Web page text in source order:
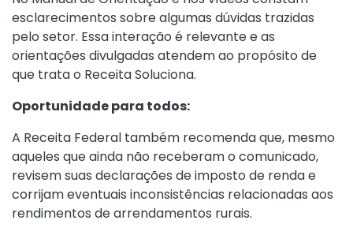
esclarecimentos sobre algumas dúvidas trazidas
pelo setor. Essa interação é relevante e as
orientações divulgadas atendem ao propósito de
que trata o Receita Soluciona.
Oportunidade para todos:
A Receita Federal também recomenda que, mesmo
aqueles que ainda não receberam o comunicado,
revisem suas declarações de imposto de renda e
corrijam eventuais inconsistências relacionadas aos
rendimentos de arrendamentos rurais.